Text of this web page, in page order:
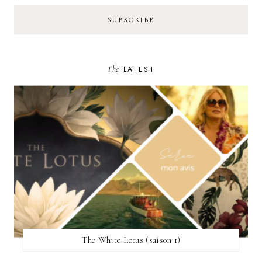
The LATEST
The White Lotus (saison 1)